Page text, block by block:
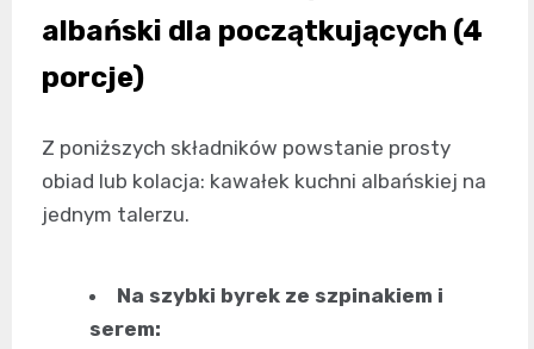
albański dla początkujących (4
porcje)
Z poniższych składników powstanie prosty
obiad lub kolacja: kawałek kuchni albańskiej na
jednym talerzu.
Na szybki byrek ze szpinakiem i
serem: